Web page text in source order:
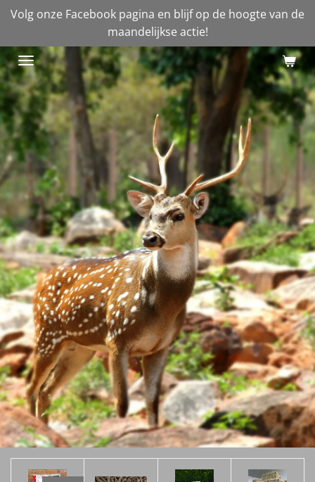
Ga
naar
de
hoofdinhoud
Volg onze Facebook pagina en blijf op de hoogte van de
maandelijkse actie!